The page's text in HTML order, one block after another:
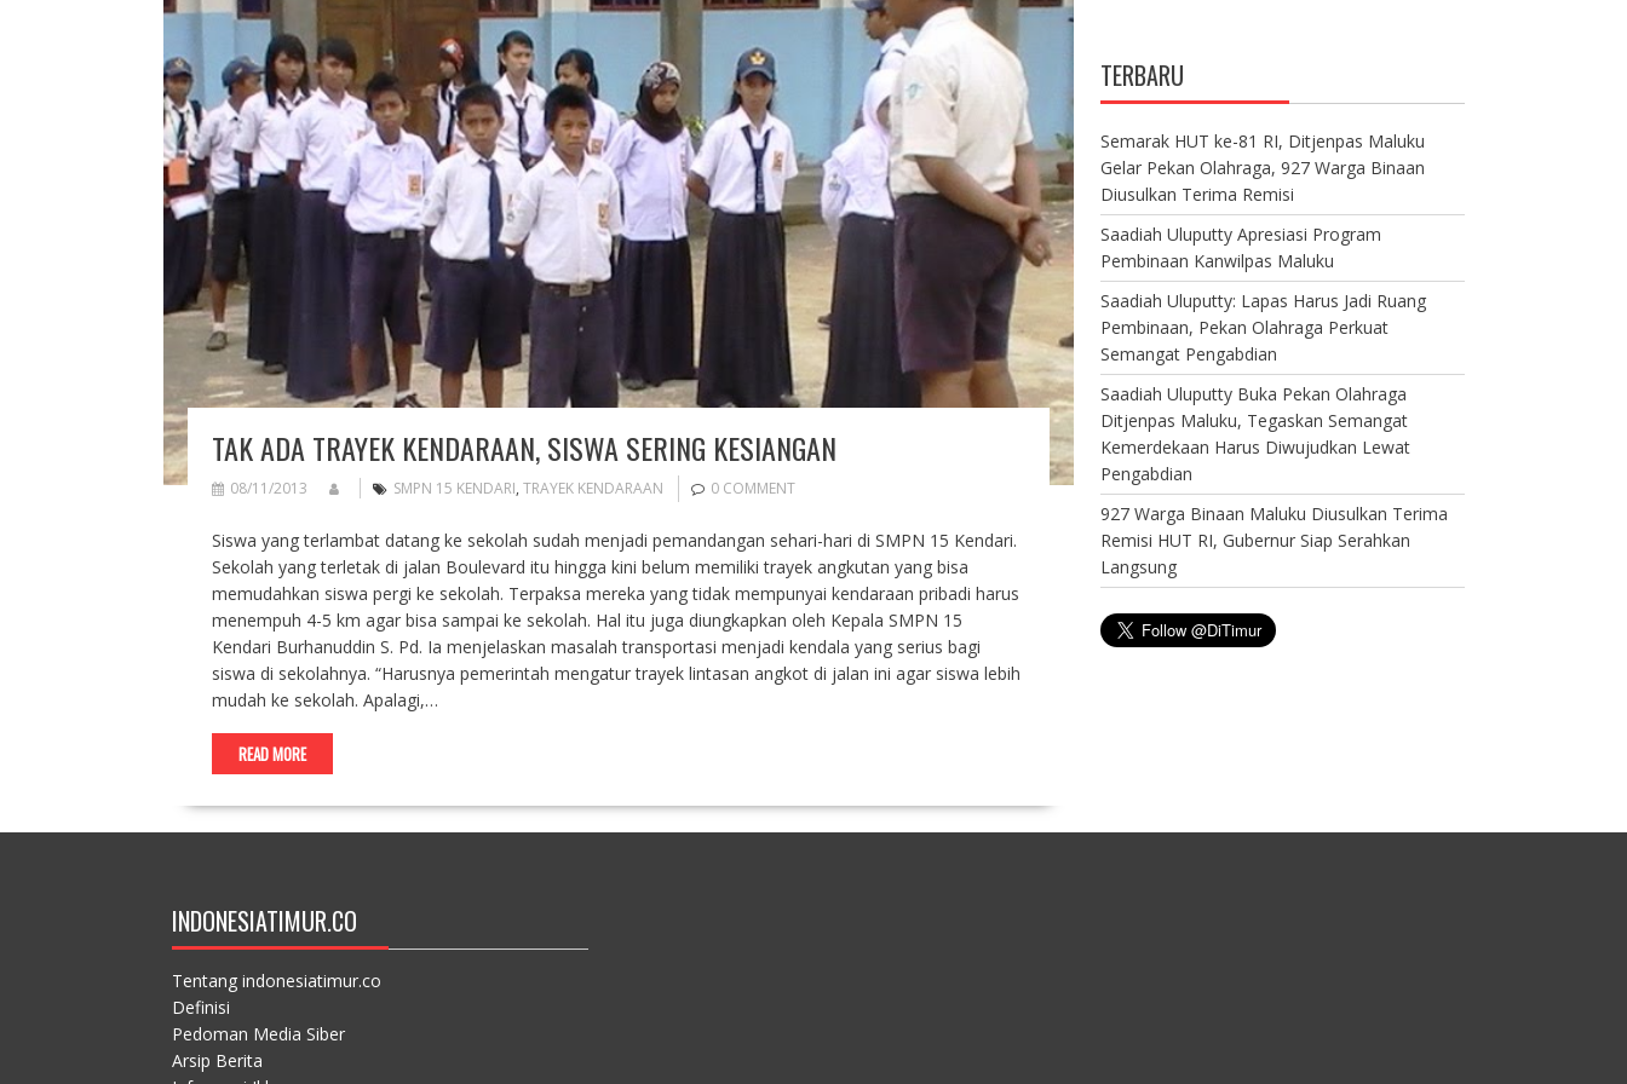
TAK ADA TRAYEK KENDARAAN, SISWA SERING KESIANGAN
08/11/2013 SMPN 15 KENDARI, TRAYEK KENDARAAN 0 COMMENT
Siswa yang terlambat datang ke sekolah sudah menjadi pemandangan sehari-hari di SMPN 15 Kendari.
Sekolah yang terletak di jalan Boulevard itu hingga kini belum memiliki trayek angkutan yang bisa
memudahkan siswa pergi ke sekolah. Terpaksa mereka yang tidak mempunyai kendaraan pribadi harus
menempuh 4-5 km agar bisa sampai ke sekolah. Hal itu juga diungkapkan oleh Kepala SMPN 15
Kendari Burhanuddin S. Pd. Ia menjelaskan masalah transportasi menjadi kendala yang serius bagi
siswa di sekolahnya. “Harusnya pemerintah mengatur trayek lintasan angkot di jalan ini agar siswa lebih
mudah ke sekolah. Apalagi,…
READ MORE
TERBARU
Semarak HUT ke-81 RI, Ditjenpas Maluku
Gelar Pekan Olahraga, 927 Warga Binaan
Diusulkan Terima Remisi
Saadiah Uluputty Apresiasi Program
Pembinaan Kanwilpas Maluku
Saadiah Uluputty: Lapas Harus Jadi Ruang
Pembinaan, Pekan Olahraga Perkuat
Semangat Pengabdian
Saadiah Uluputty Buka Pekan Olahraga
Ditjenpas Maluku, Tegaskan Semangat
Kemerdekaan Harus Diwujudkan Lewat
Pengabdian
927 Warga Binaan Maluku Diusulkan Terima
Remisi HUT RI, Gubernur Siap Serahkan
Langsung
INDONESIATIMUR.CO
Tentang indonesiatimur.co
Definisi
Pedoman Media Siber
Arsip Berita